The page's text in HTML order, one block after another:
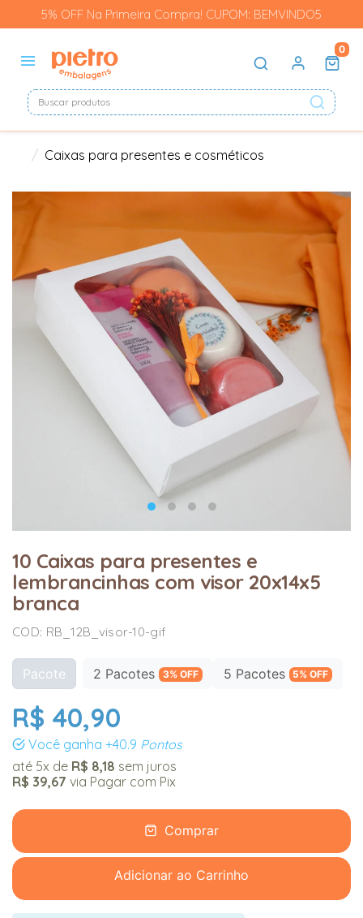
5% OFF Na Primeira Compra! CUPOM: BEMVINDO5
0
Caixas para presentes e cosméticos
10 Caixas para presentes e
lembrancinhas com visor 20x14x5
branca
COD: RB_12B_visor-10-gif
Pacote 2 Pacotes 3% OFF 5 Pacotes 5% OFF
R$ 40,90
Você ganha +40.9 Pontos
até 5x de R$ 8,18 sem juros
R$ 39,67 via Pagar com Pix
Comprar
Adicionar ao Carrinho